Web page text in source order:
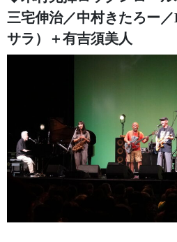
三宅伸治／中村きたろー
サラ）＋有吉須美人